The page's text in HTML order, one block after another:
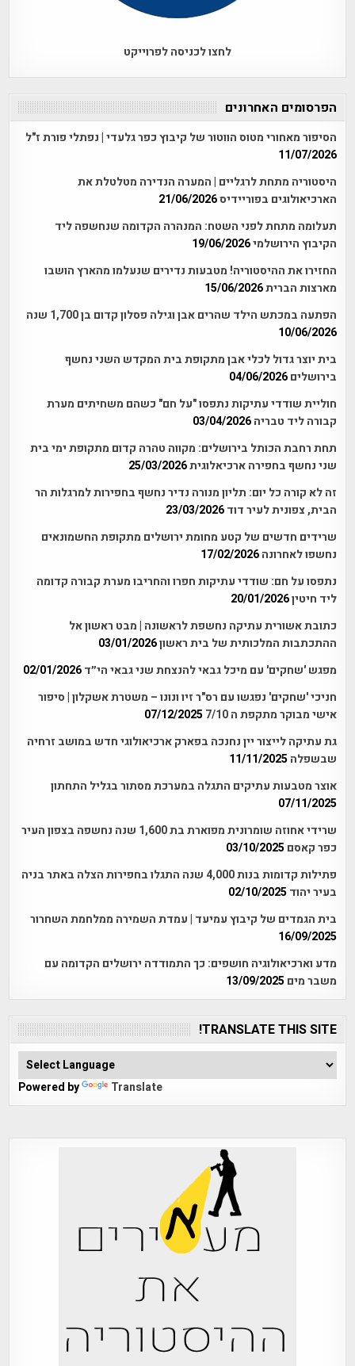
לחצו לכניסה לפרוייקט
הפרסומים האחרונים
הסיפור מאחורי מטוס הווטור של קיבוץ כפר גלעדי | נפתלי פורת ז"ל
11/07/2026
היסטוריה מתחת לרגליים | המערה הנדירה מטלטלת את
הארכיאולוגים בפוריידיס21/06/2026
תעלומה מתחת לפני השטח: המנהרה הקדומה שנחשפה ליד
הקיבוץ הירושלמי19/06/2026
החזירו את ההיסטוריה! מטבעות נדירים שנעלמו מהארץ הושבו
מארצות הברית15/06/2026
הפתעה במכתש הילד שהרים אבן וגילה פסלון קדום בן 1,700 שנה
10/06/2026
בית יוצר גדול לכלי אבן מתקופת בית המקדש השני נחשף
בירושלים 04/06/2026
חוליית שודדי עתיקות נתפסו "על חם" כשהם משחיתים מערת
קבורה ליד טבריה 03/04/2026
תחת רחבת הכותל בירושלים: מקווה טהרה קדום מתקופת ימי בית
שני נחשף בחפירה ארכיאלוגית25/03/2026
זה לא קורה כל יום: תליון מנורה נדיר נחשף בחפירות למרגלות הר
הבית, צפונית לעיר דוד 23/03/2026
שרידים חדשים של קטע מחומת ירושלים מתקופת החשמונאים
נחשפו לאחרונה 17/02/2026
נתפסו על חם: שודדי עתיקות חפרו והחריבו מערת קבורה קדומה
ליד חיטין20/01/2026
כתובת אשורית עתיקה נחשפת לראשונה | מבט ראשון אל
ההתכתבות המלכותית של בית ראשון03/01/2026
מפגש 'שחקים' עם מיכל גבאי להנצחת שני גבאי הי״ד 02/01/2026
חניכי 'שחקים' נפגשו עם רס"ר זיו ונונו – משטרת אשקלון | סיפור
אישי מבוקר מתקפת ה 7/10
07/12/2025
גת עתיקה לייצור יין נחנכה בפארק ארכיאולוגי חדש במושב זרחיה
שבשפלה 11/11/2025
אוצר מטבעות עתיקים התגלה במערכת מסתור בגליל התחתון
07/11/2025
שרידי אחוזה שומרונית מפוארת בת 1,600 שנה נחשפה בצפון העיר
כפר קאסם 03/10/2025
פתילות קדומות בנות 4,000 שנה התגלו בחפירות הצלה באתר בניה
בעיר יהוד 02/10/2025
בית הגמדים של קיבוץ עמיעד | עמדת השמירה ממלחמת השחרור
16/09/2025
מדע וארכיאולוגיה חושפים: כך התמודדה ירושלים הקדומה עם
משבר מים 13/09/2025
TRANSLATE THIS SITE!
Powered by Translate